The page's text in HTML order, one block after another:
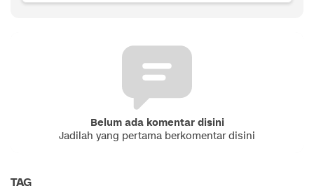
Belum ada komentar disini
Jadilah yang pertama berkomentar disini
TAG